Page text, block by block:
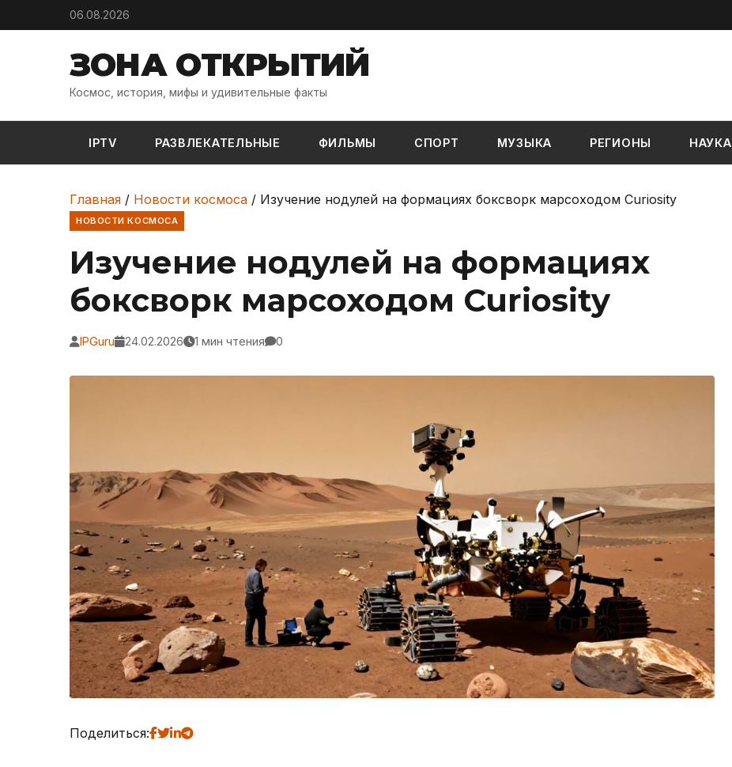
Skip to content06.08.2026
ЗОНА ОТКРЫТИЙ
Космос, история, мифы и удивительные факты
IPTV РАЗВЛЕКАТЕЛЬНЫЕ ФИЛЬМЫ СПОРТ МУЗЫКА РЕГИОНЫ НАУКА
Главная / Новости космоса / Изучение нодулей на формациях боксворк марсоходом Curiosity
НОВОСТИ КОСМОСА
Изучение нодулей на формациях
боксворк марсоходом Curiosity
IPGuru 24.02.2026 1 мин чтения 0
Поделиться: